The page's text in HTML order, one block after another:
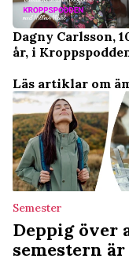
Dagny Carlsson,
år, i
Läs artiklar om
Semester
Deppig över
semestern